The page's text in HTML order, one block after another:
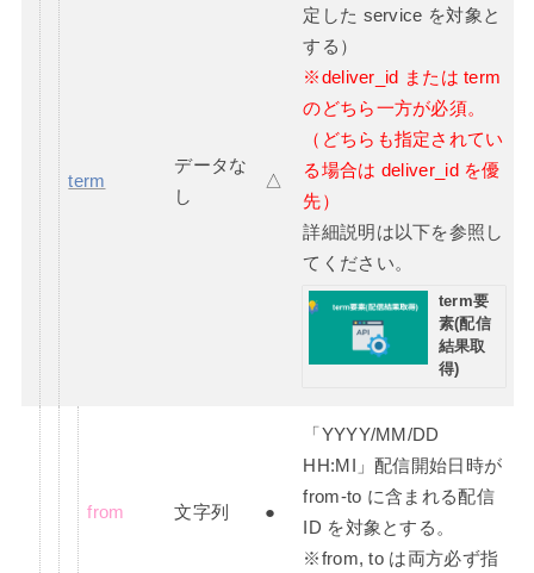
term
データな
し
△
定した service を対象と
する）
※deliver_id または term
のどちら一方が必須。
（どちらも指定されてい
る場合は deliver_id を優
先）
詳細説明は以下を参照し
てください。
term要
素(配信
結果取
得)
from 文字列 ●
「YYYY/MM/DD
HH:MI」配信開始日時が
from-to に含まれる配信
ID を対象とする。
※from, to は両方必ず指